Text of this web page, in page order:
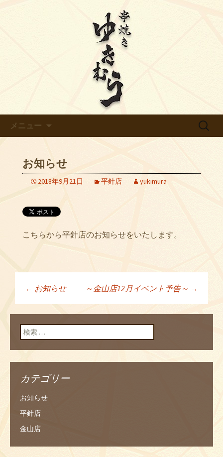
天白区平針の炭火焼き鳥【ゆき
むら】のブログ
【ゆきむら】のブログです
メニュー
検
お知らせ
2018年9月21日 平針店 yukimura
こちらから平針店のお知らせをいたします。
投稿ナビゲーショ
ン
← お知らせ ～金山店12月イベント予告～ →
検索:
カテゴリー
お知らせ
平針店
金山店